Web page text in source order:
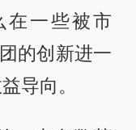
在一些被市
的创新进一
导向。